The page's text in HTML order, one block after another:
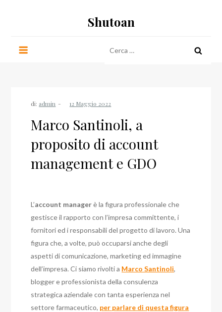
Shutoan
per:
di: admin
Marco Santinoli, a
proposito di account
management e GDO
L’account managerè la figura professionale che
gestisce il rapporto con l’impresa committente, i
fornitori ed i responsabili del progetto di lavoro. Una
figura che, a volte, può occuparsi anche degli
aspetti di comunicazione, marketing ed immagine
dell’impresa. Ci siamo rivolti a Marco Santinoli,
blogger e professionista della consulenza
strategica aziendale con tanta esperienza nel
settore farmaceutico, per parlare di questa figura